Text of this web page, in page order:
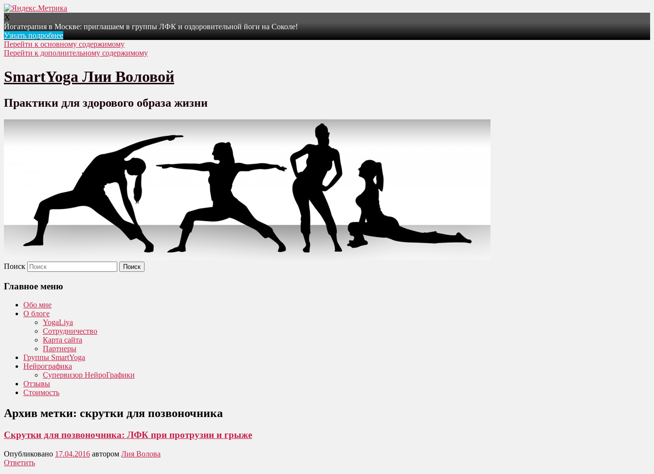
X
Йогатерапия в Москве: приглашаем в группы ЛФК и оздоровительной йоги на Соколе!
Узнать подробнее
Перейти к основному содержимому
Перейти к дополнительному содержимому
SmartYoga Лии Воловой
Практики для здорового образа жизни
Поиск
Главное меню
Обо мне
О блоге
YogaLiya
Сотрудничество
Карта сайта
Партнеры
Группы SmartYoga
Нейрографика
Супервизор НейроГрафики
Отзывы
Стоимость
Архив метки: скрутки для позвоночника
Скрутки для позвоночника: ЛФК при протрузии и грыже
Опубликовано 17.04.2016 автором Лия Волова
Ответить